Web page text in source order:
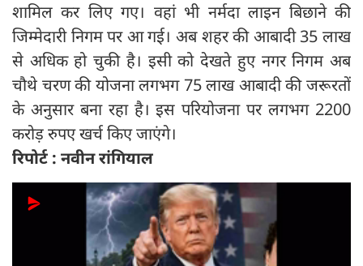
शामिल कर लिए गए। वहां भी नर्मदा लाइन बिछाने की
जिम्मेदारी निगम पर आ गई। अब शहर की आबादी 35 लाख
से अधिक हो चुकी है। इसी को देखते हुए नगर निगम अब
चौथे चरण की योजना लगभग 75 लाख आबादी की जरूरतों
के अनुसार बना रहा है। इस परियोजना पर लगभग 2200
करोड़ रुपए खर्च किए जाएंगे।
रिपोर्ट : नवीन रांगियाल